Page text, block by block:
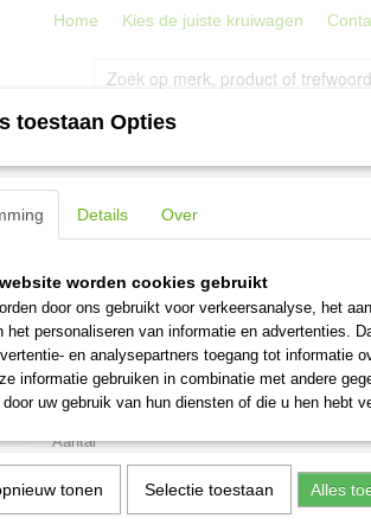
Home Kies de juiste kruiwagen
TRAPPEN, LADDERS EN STEIGERS
vlooien, teken en kruipende insecten 325 m2
Verjager van
teken en
€ 72,95 (inclusief btw 21%)
Levertijd 3-6 werkdagen
Aantal
toestaan Opties
Details Over
worden cookies gebruikt
door ons gebruikt voor verkeersanalyse, het
het personaliseren van informatie en advertenties.
en analysepartners toegang tot informatie
informatie gebruiken in combinatie met andere
uw gebruik van hun diensten of die u hen hebt
tonen Selectie toestaan Alles